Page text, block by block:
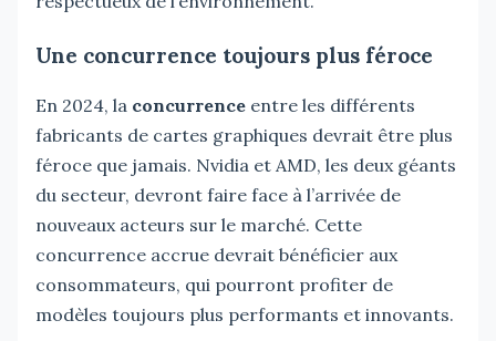
Une concurrence toujours plus féroce
En 2024, la concurrence entre les différents
fabricants de cartes graphiques devrait être plus
féroce que jamais. Nvidia et AMD, les deux géants
du secteur, devront faire face à l’arrivée de
nouveaux acteurs sur le marché. Cette
concurrence accrue devrait bénéficier aux
consommateurs, qui pourront profiter de
modèles toujours plus performants et innovants.